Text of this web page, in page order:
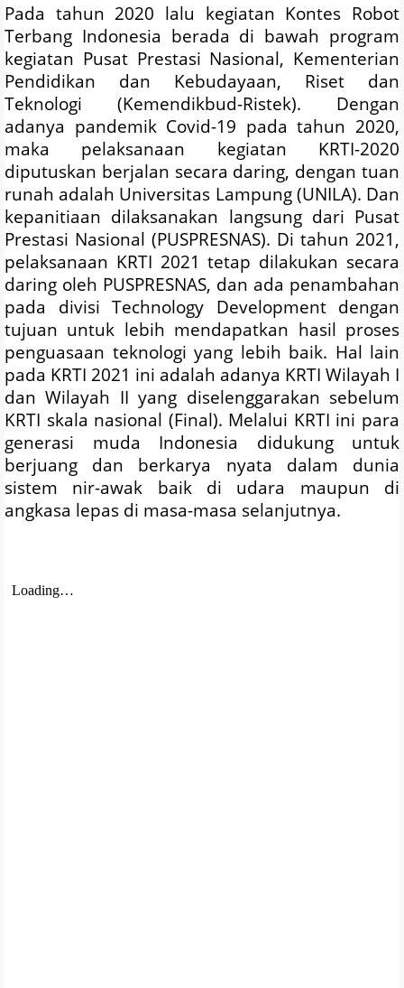
Pada tahun 2020 lalu kegiatan Kontes Robot
Terbang Indonesia berada di bawah program
kegiatan Pusat Prestasi Nasional, Kementerian
Pendidikan dan Kebudayaan, Riset dan
Teknologi (Kemendikbud-Ristek). Dengan
adanya pandemik Covid-19 pada tahun 2020,
maka pelaksanaan kegiatan KRTI-2020
diputuskan berjalan secara daring, dengan tuan
runah adalah Universitas Lampung (UNILA). Dan
kepanitiaan dilaksanakan langsung dari Pusat
Prestasi Nasional (PUSPRESNAS). Di tahun 2021,
pelaksanaan KRTI 2021 tetap dilakukan secara
daring oleh PUSPRESNAS, dan ada penambahan
pada divisi Technology Development dengan
tujuan untuk lebih mendapatkan hasil proses
penguasaan teknologi yang lebih baik. Hal lain
pada KRTI 2021 ini adalah adanya KRTI Wilayah I
dan Wilayah II yang diselenggarakan sebelum
KRTI skala nasional (Final). Melalui KRTI ini para
generasi muda Indonesia didukung untuk
berjuang dan berkarya nyata dalam dunia
sistem nir-awak baik di udara maupun di
angkasa lepas di masa-masa selanjutnya.